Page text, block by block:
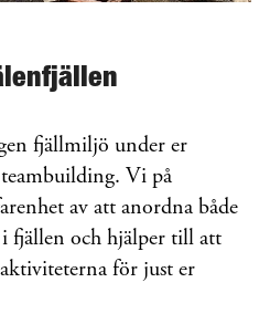
fjällmiljö under er
Vi på
av att anordna både
i fjällen och hjälper till att
för just er